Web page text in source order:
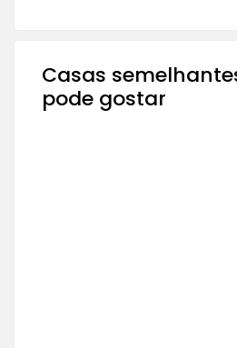
Casas
pode gostar